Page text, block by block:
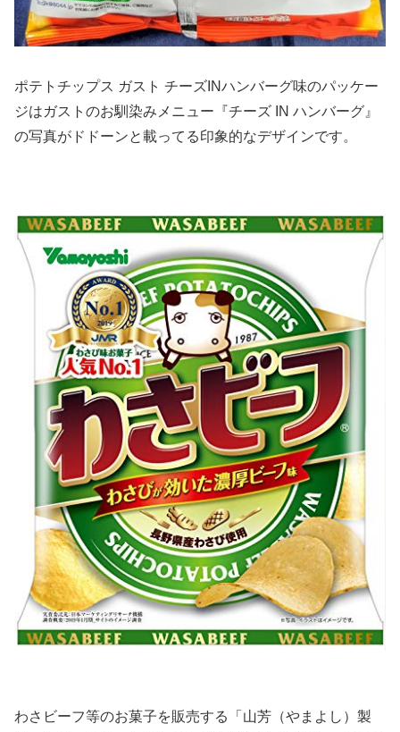
ポテトチップス ガスト チーズINハンバーグ味のパッケー
ジはガストのお馴染みメニュー『チーズ IN ハンバーグ』
の写真がドドーンと載ってる印象的なデザインです。
わさビーフ等のお菓子を販売する「山芳（やまよし）製